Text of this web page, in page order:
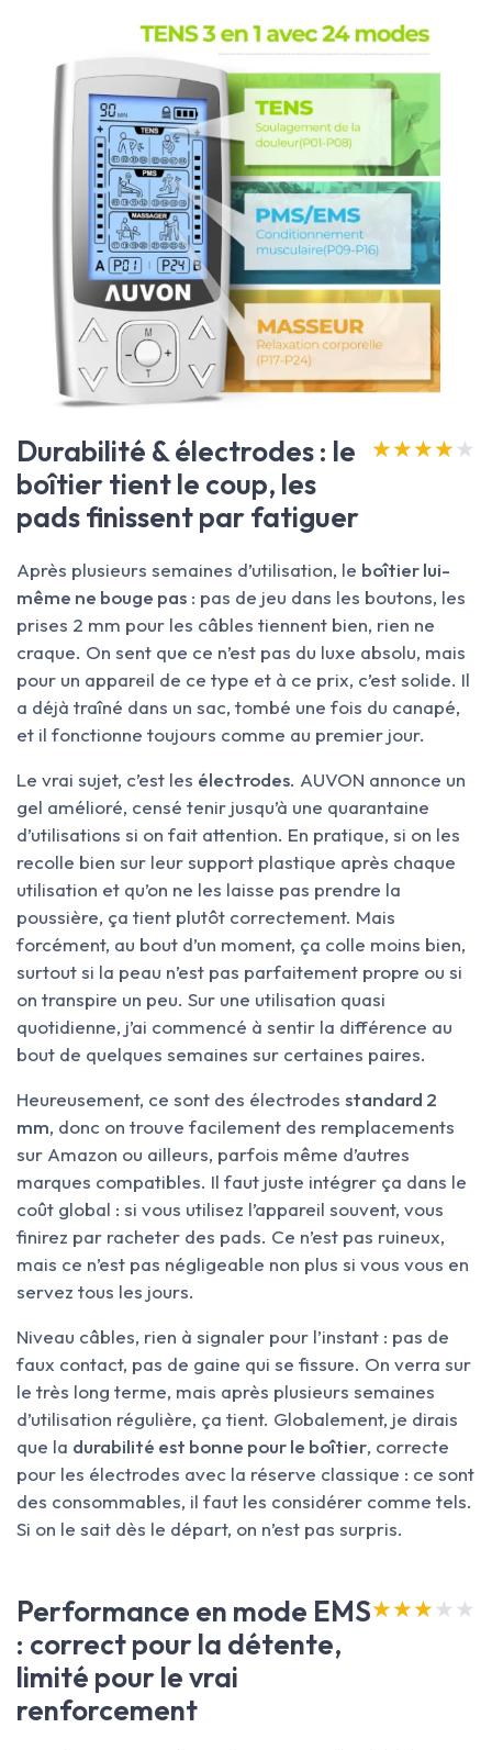
Durabilité & électrodes : le
boîtier tient le coup, les
pads finissent par fatiguer
★★★★★
★★★★★
Après plusieurs semaines d’utilisation, le boîtier lui-
même ne bouge pas : pas de jeu dans les boutons, les
prises 2 mm pour les câbles tiennent bien, rien ne
craque. On sent que ce n’est pas du luxe absolu, mais
pour un appareil de ce type et à ce prix, c’est solide. Il
a déjà traîné dans un sac, tombé une fois du canapé,
et il fonctionne toujours comme au premier jour.
Le vrai sujet, c’est les électrodes. AUVON annonce un
gel amélioré, censé tenir jusqu’à une quarantaine
d’utilisations si on fait attention. En pratique, si on les
recolle bien sur leur support plastique après chaque
utilisation et qu’on ne les laisse pas prendre la
poussière, ça tient plutôt correctement. Mais
forcément, au bout d’un moment, ça colle moins bien,
surtout si la peau n’est pas parfaitement propre ou si
on transpire un peu. Sur une utilisation quasi
quotidienne, j’ai commencé à sentir la différence au
bout de quelques semaines sur certaines paires.
Heureusement, ce sont des électrodes standard 2
mm, donc on trouve facilement des remplacements
sur Amazon ou ailleurs, parfois même d’autres
marques compatibles. Il faut juste intégrer ça dans le
coût global : si vous utilisez l’appareil souvent, vous
finirez par racheter des pads. Ce n’est pas ruineux,
mais ce n’est pas négligeable non plus si vous vous en
servez tous les jours.
Niveau câbles, rien à signaler pour l’instant : pas de
faux contact, pas de gaine qui se fissure. On verra sur
le très long terme, mais après plusieurs semaines
d’utilisation régulière, ça tient. Globalement, je dirais
que la durabilité est bonne pour le boîtier, correcte
pour les électrodes avec la réserve classique : ce sont
des consommables, il faut les considérer comme tels.
Si on le sait dès le départ, on n’est pas surpris.
Performance en mode EMS
: correct pour la détente,
limité pour le vrai
renforcement
★★★★★
★★★★★